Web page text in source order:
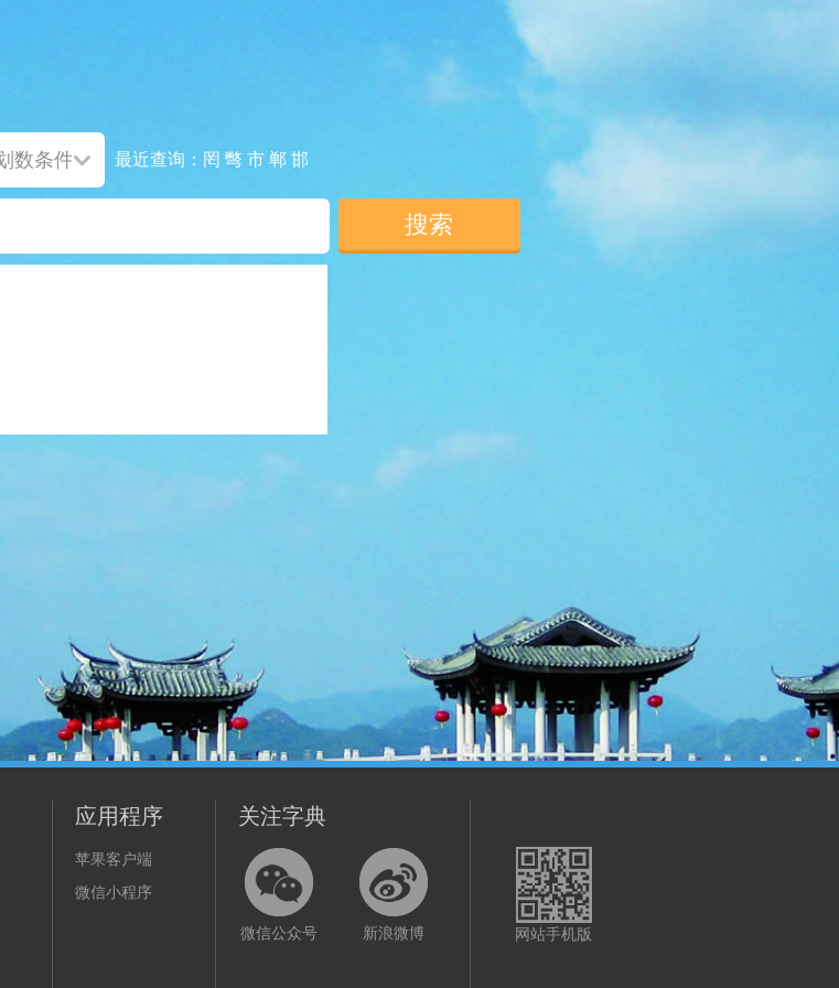
最近查询： 罔 彆 市 郸 邯
应用程序
苹果客户端
微信小程序
关注字典
微信公众号 新浪微博 网站手机版